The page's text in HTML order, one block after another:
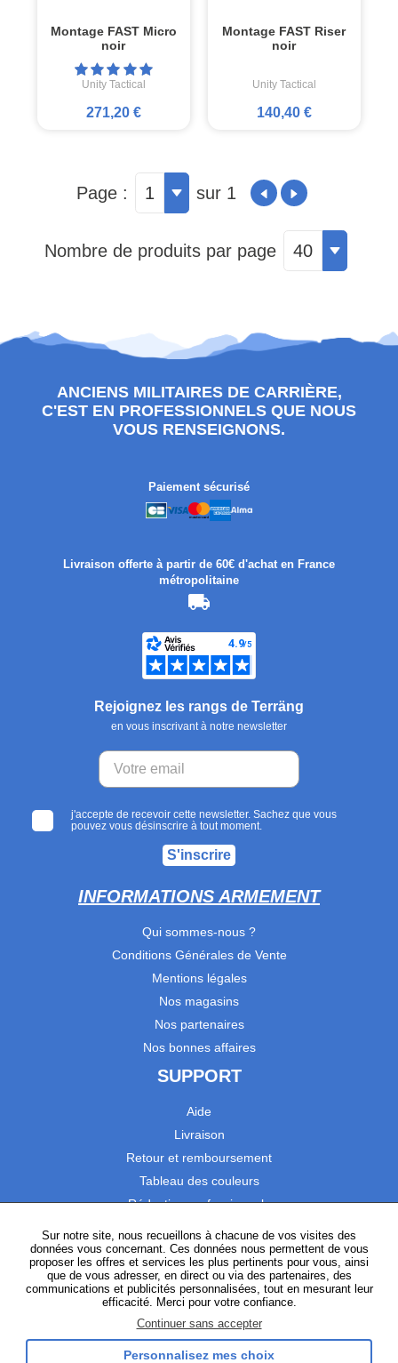
Montage FAST Micro
noir
Unity Tactical
271,20 €
Montage FAST Riser
noir
Unity Tactical
140,40 €
Page : 1 sur 1
Nombre de produits par page 40
ANCIENS MILITAIRES DE CARRIÈRE,
C'EST EN PROFESSIONNELS QUE NOUS
VOUS RENSEIGNONS.
Paiement sécurisé
Livraison offerte à partir de 60€ d'achat en France
métropolitaine
Rejoignez les rangs de Terräng
en vous inscrivant à notre newsletter
j'accepte de recevoir cette newsletter. Sachez que vous
pouvez vous désinscrire à tout moment.
S'inscrire
INFORMATIONS ARMEMENT
Qui sommes-nous ?
Conditions Générales de Vente
Mentions légales
Nos magasins
Nos partenaires
Nos bonnes affaires
SUPPORT
Aide
Livraison
Retour et remboursement
Tableau des couleurs
Réduction professionnels
Satisfaction Clients
SUIVEZ-NOUS
Sur notre site, nous recueillons à chacune de vos visites des
données vous concernant. Ces données nous permettent de vous
proposer les offres et services les plus pertinents pour vous, ainsi
que de vous adresser, en direct ou via des partenaires, des
communications et publicités personnalisées, tout en mesurant leur
efficacité. Merci pour votre confiance.
Continuer sans accepter
Personnalisez mes choix